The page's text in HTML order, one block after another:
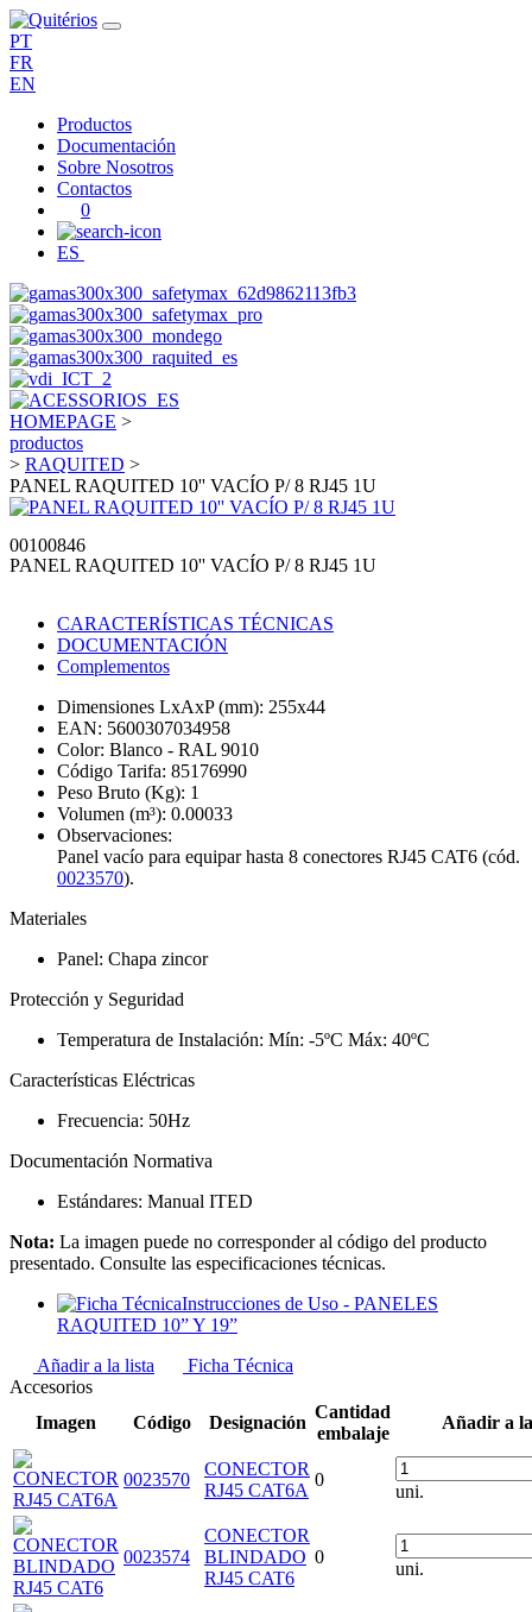
PT
FR
EN
Productos
Documentación
Sobre Nosotros
Contactos
0
ES
HOMEPAGE >
productos
> RAQUITED >
PANEL RAQUITED 10'' VACÍO P/ 8 RJ45 1U
00100846
PANEL RAQUITED 10'' VACÍO P/ 8 RJ45 1U
CARACTERÍSTICAS TÉCNICAS
DOCUMENTACIÓN
Complementos
Dimensiones LxAxP (mm): 255x44
EAN: 5600307034958
Color: Blanco - RAL 9010
Código Tarifa: 85176990
Peso Bruto (Kg): 1
Volumen (m³): 0.00033
Observaciones:
Panel vacío para equipar hasta 8 conectores RJ45 CAT6 (cód.
0023570).
Materiales
Panel: Chapa zincor
Protección y Seguridad
Temperatura de Instalación: Mín: -5ºC Máx: 40ºC
Características Eléctricas
Frecuencia: 50Hz
Documentación Normativa
Estándares: Manual ITED
Nota: La imagen puede no corresponder al código del producto
presentado. Consulte las especificaciones técnicas.
Instrucciones de Uso - PANELES
RAQUITED 10” Y 19”
Añadir a la lista
Ficha Técnica
Accesorios
Imagen
Código Designación
Cantidad
embalaje
Añadir a
0023570
CONECTOR
RJ45 CAT6A
0
uni.
0023574
CONECTOR
BLINDADO
RJ45 CAT6
0
uni.